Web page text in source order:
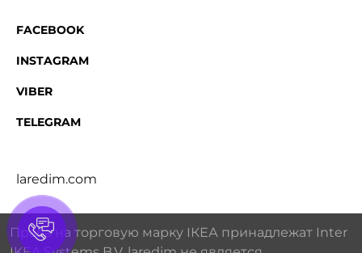
FACEBOOK
INSTAGRAM
VIBER
TELEGRAM
laredim.com
Права на торговую марку IКЕА принадлежат Inter